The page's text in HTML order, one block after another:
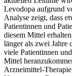
Levodopa aufgrund
Analyse zeigt, dass
Patientinnen und
diesem Mittel
länger als zwei Jahre
viele Patientinnen
Mittel
Arzneimittel-